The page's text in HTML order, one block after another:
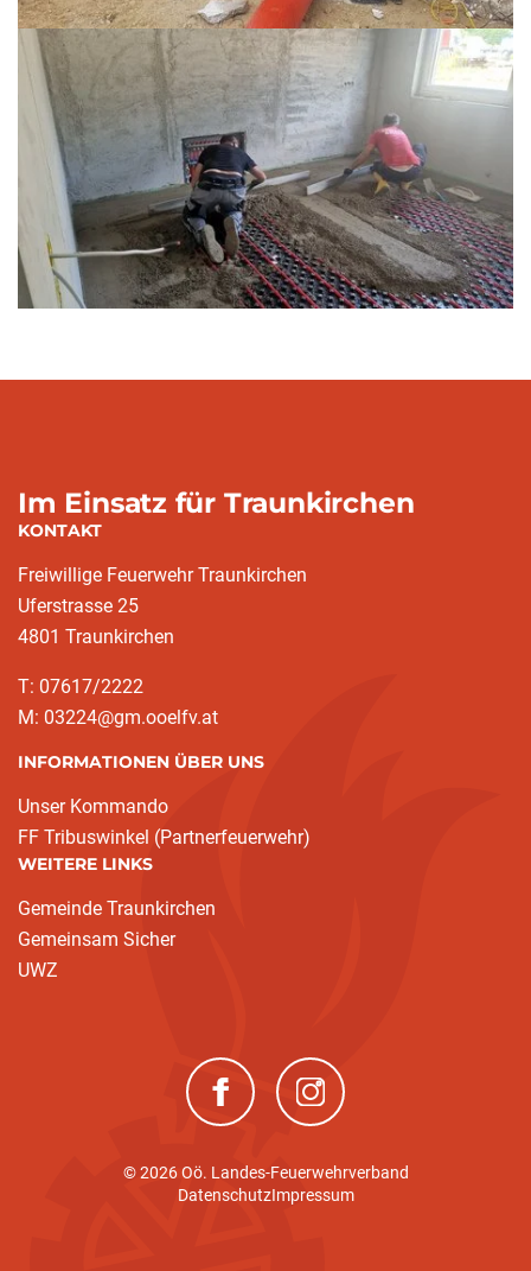
Im Einsatz für Traunkirchen
KONTAKT
Freiwillige Feuerwehr Traunkirchen
Uferstrasse 25
4801 Traunkirchen
T: 07617/2222
M: 03224@gm.ooelfv.at
INFORMATIONEN ÜBER UNS
Unser Kommando
FF Tribuswinkel (Partnerfeuerwehr)
WEITERE LINKS
Gemeinde Traunkirchen
Gemeinsam Sicher
UWZ
(neues Fenster)(neues Fenster)
© 2026 Oö. Landes-Feuerwehrverband
DatenschutzImpressum